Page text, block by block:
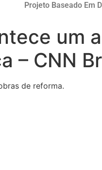
Projeto Baseado Em
um
– CNN
de reforma.